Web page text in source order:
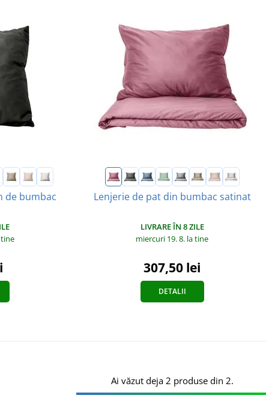
de bumbac Lenjerie de pat din bumbac satinat
LIVRARE ÎN 8 ZILE
miercuri 19. 8. la tine
307,50 lei
DETALII
Ai văzut deja 2 produse din 2.